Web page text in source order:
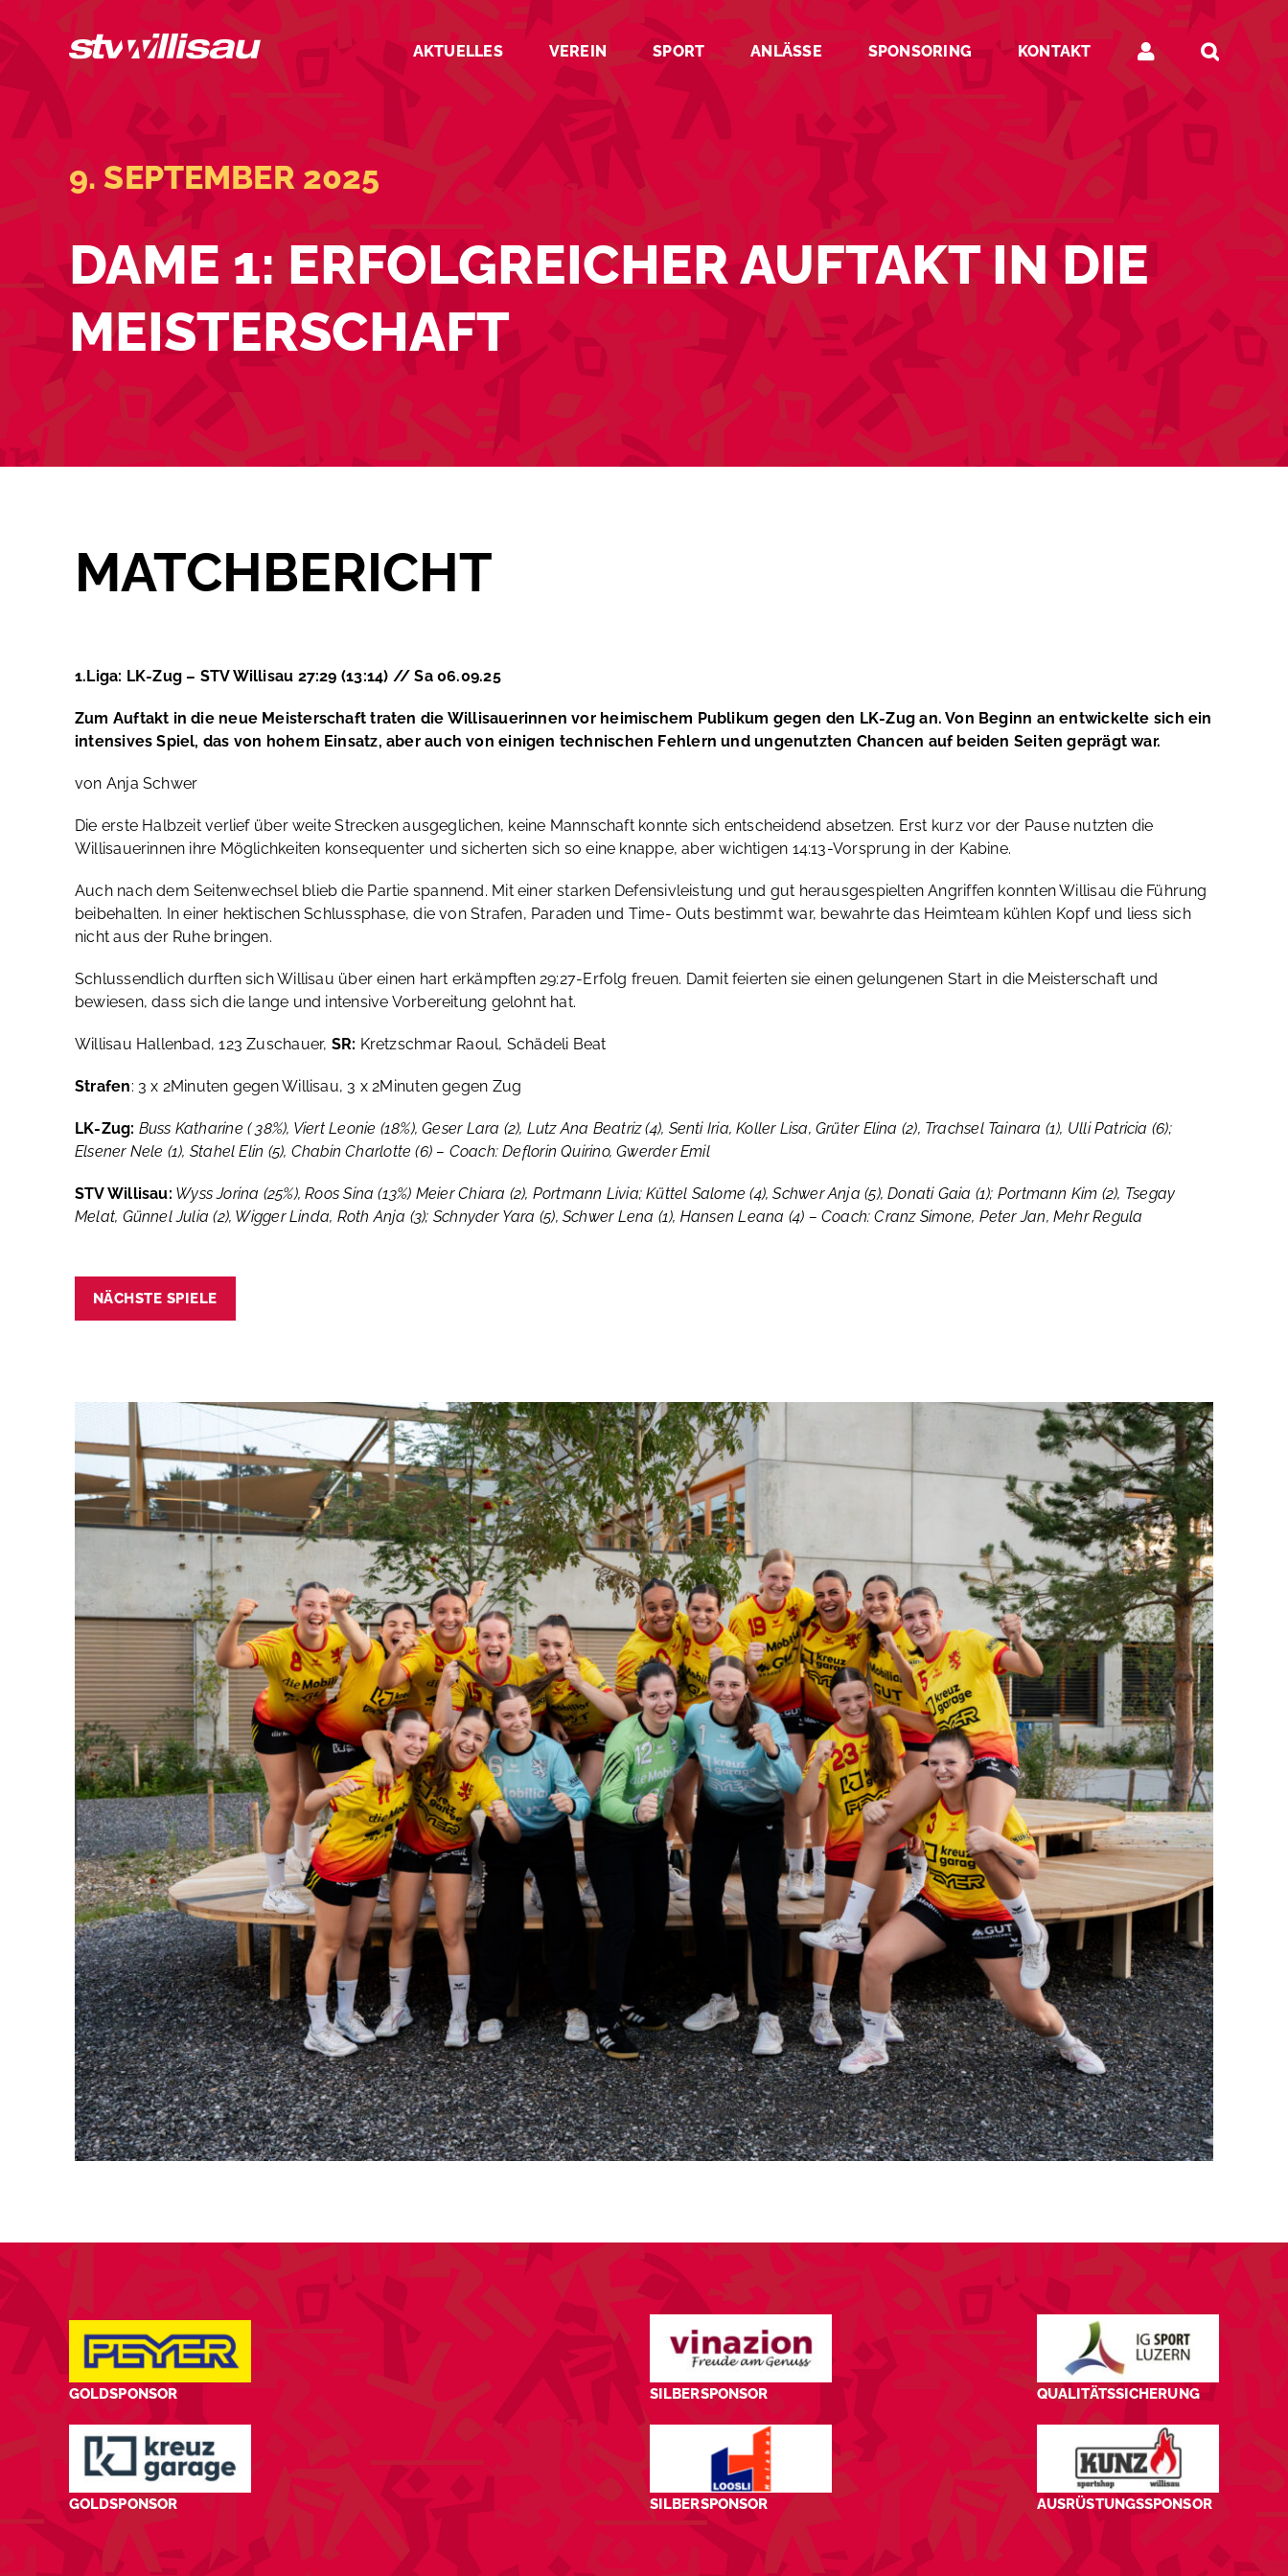
Inhalt
springen
AKTUELLES VEREIN SPORT ANLÄSSE SPONSORING KONTAKT
9. SEPTEMBER 2025
DAME 1: ERFOLGREICHER AUFTAKT IN DIE
MEISTERSCHAFT
MATCHBERICHT
1.Liga: LK-Zug – STV Willisau 27:29 (13:14) //Sa 06.09.25
Zum Auftakt in die neue Meisterschaft traten die Willisauerinnen vor heimischem Publikum gegen den LK-Zug an. Von Beginn an entwickelte sich ein
intensives Spiel, das von hohem Einsatz, aber auch von einigen technischen Fehlern und ungenutzten Chancen auf beiden Seiten geprägt war.
von Anja Schwer
Die erste Halbzeit verlief über weite Strecken ausgeglichen, keine Mannschaft konnte sich entscheidend absetzen. Erst kurz vor der Pause nutzten die
Willisauerinnen ihre Möglichkeiten konsequenter und sicherten sich so eine knappe, aber wichtigen 14:13-Vorsprung in der Kabine.
Auch nach dem Seitenwechsel blieb die Partie spannend. Mit einer starken Defensivleistung und gut herausgespielten Angriffen konnten Willisau die Führung
beibehalten. In einer hektischen Schlussphase, die von Strafen, Paraden und Time- Outs bestimmt war, bewahrte das Heimteam kühlen Kopf und liess sich
nicht aus der Ruhe bringen.
Schlussendlich durften sich Willisau über einen hart erkämpften 29:27-Erfolg freuen. Damit feierten sie einen gelungenen Start in die Meisterschaft und
bewiesen, dass sich die lange und intensive Vorbereitung gelohnt hat.
Willisau Hallenbad, 123 Zuschauer, SR: Kretzschmar Raoul, Schädeli Beat
Strafen: 3 x 2Minuten gegen Willisau, 3 x 2Minuten gegen Zug
LK-Zug: Buss Katharine ( 38%), Viert Leonie (18%), Geser Lara (2), Lutz Ana Beatriz (4), Senti Iria, Koller Lisa, Grüter Elina (2), Trachsel Tainara (1), Ulli Patricia (6);
Elsener Nele (1), Stahel Elin (5), Chabin Charlotte (6) – Coach: Deflorin Quirino, Gwerder Emil
STV Willisau: Wyss Jorina (25%), Roos Sina (13%) Meier Chiara (2), Portmann Livia; Küttel Salome (4), Schwer Anja (5), Donati Gaia (1); Portmann Kim (2), Tsegay
Melat, Günnel Julia (2), Wigger Linda, Roth Anja (3); Schnyder Yara (5), Schwer Lena (1), Hansen Leana (4) – Coach: Cranz Simone, Peter Jan, Mehr Regula
NÄCHSTE SPIELE
GOLDSPONSOR
GOLDSPONSOR
SILBERSPONSOR
SILBERSPONSOR
QUALITÄTSSICHERUNG
AUSRÜSTUNGSSPONSOR